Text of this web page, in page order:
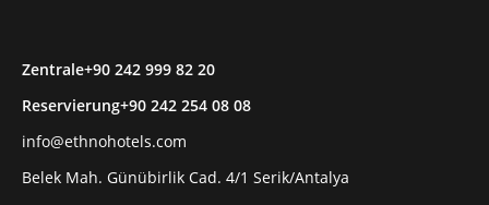
Zentrale+90 242 999 82 20
Reservierung+90 242 254 08 08
info@ethnohotels.com
Belek Mah. Günübirlik Cad. 4/1 Serik/Antalya